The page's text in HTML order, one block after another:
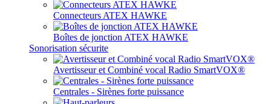
Connecteurs ATEX HAWKE
Boîtes de jonction ATEX HAWKE
Sonorisation sécurite
Avertisseur et Combiné vocal Radio SmartVOX®
Centrales - Sirènes forte puissance